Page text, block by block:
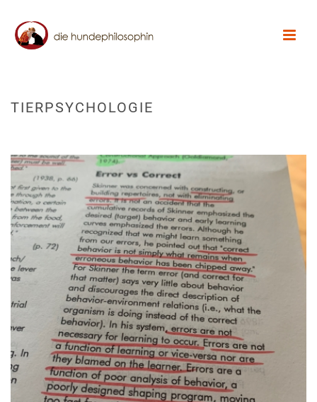
TIERPSYCHOLOGIE